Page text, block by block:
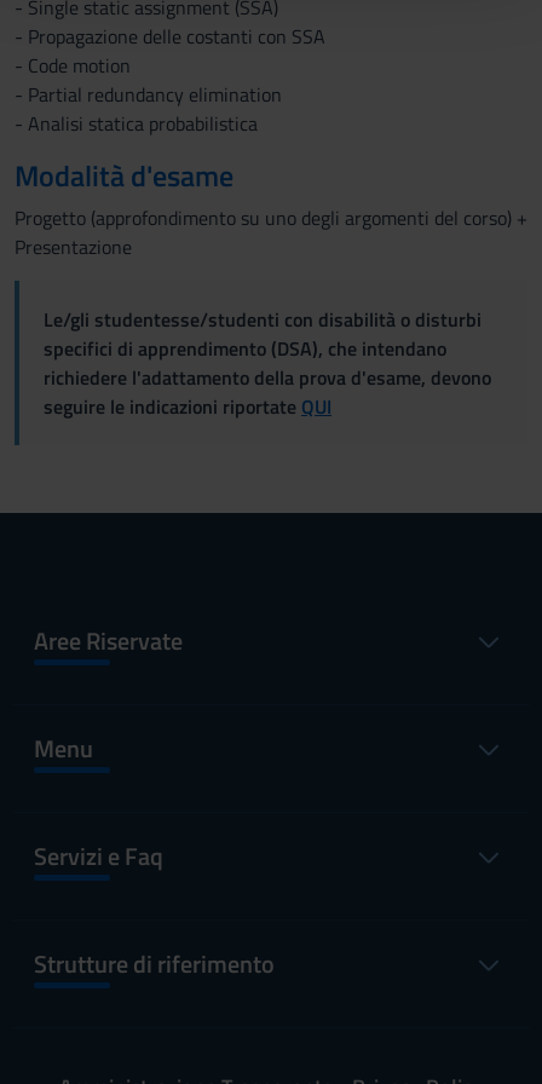
con altre informazioni che hai fornito loro o che hanno
raccolto dal tuo utilizzo dei loro servizi.
- Single static assignment (SSA)
- Propagazione delle costanti con SSA
- Code motion
- Partial redundancy elimination
- Analisi statica probabilistica
Modalità d'esame
Progetto (approfondimento su uno degli argomenti del corso) +
Presentazione
Le/gli studentesse/studenti con disabilità o disturbi
specifici di apprendimento (DSA), che intendano
richiedere l'adattamento della prova d'esame, devono
seguire le indicazioni riportate QUI
Aree Riservate
Menu
Servizi e Faq
Strutture di riferimento